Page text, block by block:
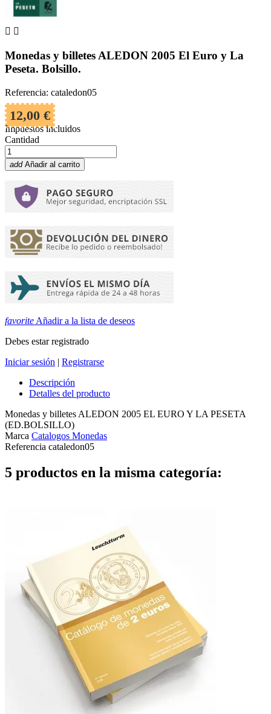
 
Monedas y billetes ALEDON 2005 El Euro y La
Peseta. Bolsillo.
Referencia: cataledon05
12,00 €
Impuestos incluidos
Cantidad
add Añadir al carrito
favorite Añadir a la lista de deseos
Debes estar registrado
Iniciar sesión | Registrarse
Descripción
Detalles del producto
Monedas y billetes ALEDON 2005 EL EURO Y LA PESETA
(ED.BOLSILLO)
Marca Catalogos Monedas
Referencia cataledon05
5 productos en la misma categoría: